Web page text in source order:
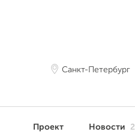
Санкт-Петербург
Проект Новости 2